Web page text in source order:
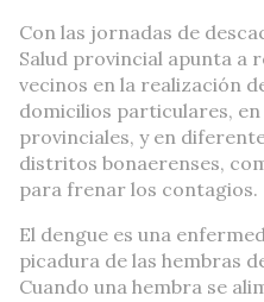
Con las jornadas de
Salud provincial apunta a
vecinos en la realización
domicilios particulares,
provinciales, y en
distritos bonaerenses,
para frenar los contagios.
El dengue es una
picadura de las hembras
Cuando una hembra se